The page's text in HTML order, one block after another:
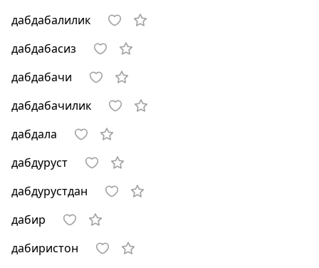
дабдабалилик
дабдабасиз
дабдабачи
дабдабачилик
дабдала
дабдуруст
дабдурустдан
дабир
дабиристон